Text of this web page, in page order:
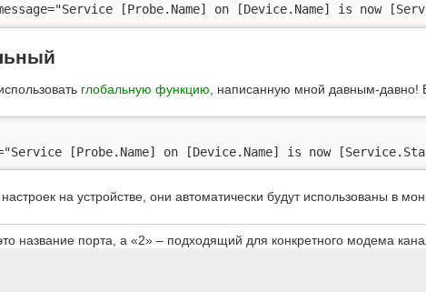
[Probe.Name] on [Device.Name] is now
глобальную функцию , написанную мной давным-давно!
[Probe.Name] on [Device.Name] is now
на устройстве, они автоматически будут использованы в
название порта, а «2» – подходящий для конкретного модема